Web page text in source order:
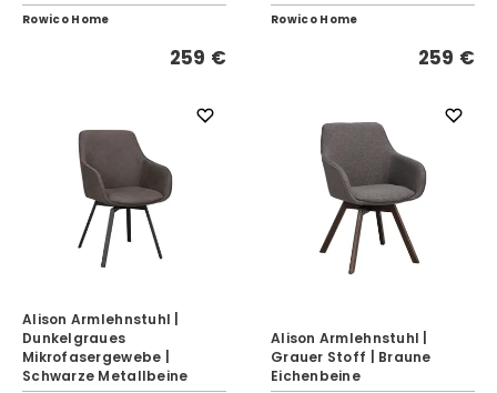
Rowico Home
259 €
Rowico Home
259 €
Alison Armlehnstuhl |
Dunkelgraues
Mikrofasergewebe |
Schwarze Metallbeine
Alison Armlehnstuhl |
Grauer Stoff | Braune
Eichenbeine